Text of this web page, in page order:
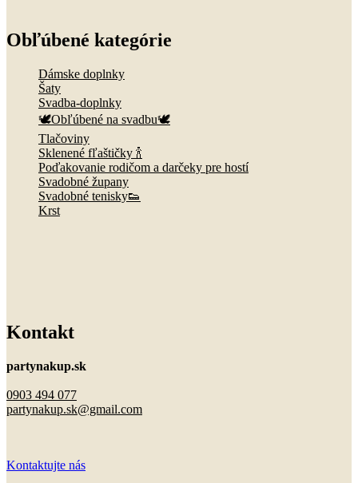
Obľúbené kategórie
Dámske doplnky
Šaty
Svadba-doplnky
🕊️Obľúbené na svadbu🕊️
Tlačoviny
Sklenené fľaštičky 🍾
Poďakovanie rodičom a darčeky pre hostí
Svadobné župany
Svadobné tenisky👟
Krst
Kontakt
partynakup.sk
0903 494 077
partynakup.sk@gmail.com
Kontaktujte nás